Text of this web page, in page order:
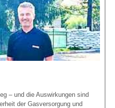
– und die Auswirkungen sind
der Gasversorgung und